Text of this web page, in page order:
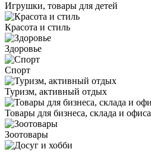
Игрушки, товары для детей
Красота и стиль
Здоровье
Спорт
Туризм, активный отдых
Товары для бизнеса, склада и офиса
Зоотовары